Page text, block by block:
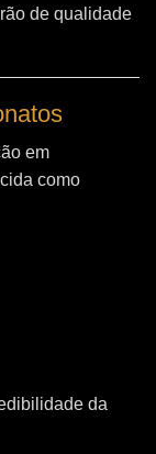
de qualidade
em
como
da